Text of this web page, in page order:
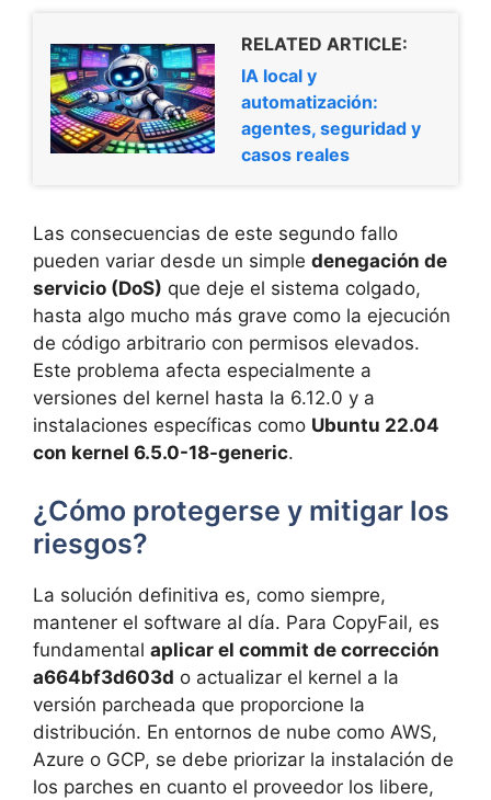
RELATED ARTICLE:
IA local y
automatización:
agentes, seguridad y
casos reales
Las consecuencias de este segundo fallo
pueden variar desde un simple denegación de
servicio (DoS) que deje el sistema colgado,
hasta algo mucho más grave como la ejecución
de código arbitrario con permisos elevados.
Este problema afecta especialmente a
versiones del kernel hasta la 6.12.0 y a
instalaciones específicas como Ubuntu 22.04
con kernel 6.5.0-18-generic.
¿Cómo protegerse y mitigar los
riesgos?
La solución definitiva es, como siempre,
mantener el software al día. Para CopyFail, es
fundamental aplicar el commit de corrección
a664bf3d603d o actualizar el kernel a la
versión parcheada que proporcione la
distribución. En entornos de nube como AWS,
Azure o GCP, se debe priorizar la instalación de
los parches en cuanto el proveedor los libere,